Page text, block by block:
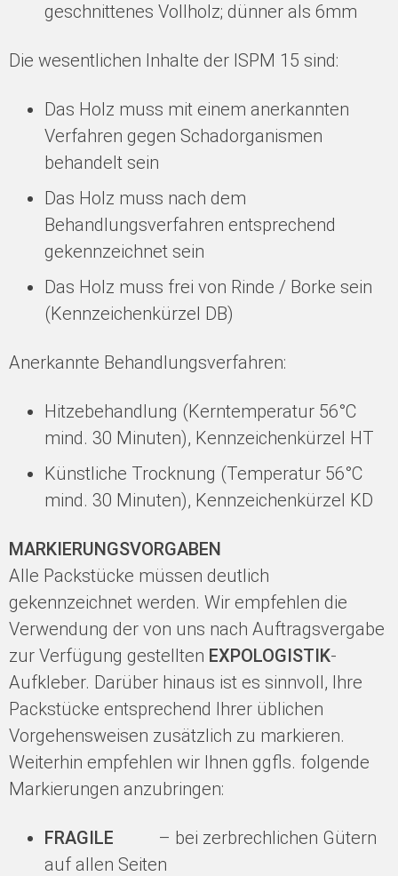
geschnittenes Vollholz; dünner als 6mm
Die wesentlichen Inhalte der ISPM 15 sind:
Das Holz muss mit einem anerkannten
Verfahren gegen Schadorganismen
behandelt sein
Das Holz muss nach dem
Behandlungsverfahren entsprechend
gekennzeichnet sein
Das Holz muss frei von Rinde / Borke sein
(Kennzeichenkürzel DB)
Anerkannte Behandlungsverfahren:
Hitzebehandlung (Kerntemperatur 56°C
mind. 30 Minuten), Kennzeichenkürzel HT
Künstliche Trocknung (Temperatur 56°C
mind. 30 Minuten), Kennzeichenkürzel KD
MARKIERUNGSVORGABEN
Alle Packstücke müssen deutlich
gekennzeichnet werden. Wir empfehlen die
Verwendung der von uns nach Auftragsvergabe
zur Verfügung gestellten EXPOLOGISTIK-
Aufkleber. Darüber hinaus ist es sinnvoll, Ihre
Packstücke entsprechend Ihrer üblichen
Vorgehensweisen zusätzlich zu markieren.
Weiterhin empfehlen wir Ihnen ggfls. folgende
Markierungen anzubringen:
FRAGILE – bei zerbrechlichen Gütern
auf allen Seiten